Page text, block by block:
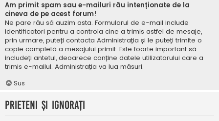
Am primit spam sau e-mailuri rău intenționate de la
cineva de pe acest forum!
Ne pare rău să auzim asta. Formularul de e-mail include
identificatori pentru a controla cine a trimis astfel de mesaje,
prin urmare, puteți contacta Administrația și le puteți trimite o
copie completă a mesajului primit. Este foarte important să
includeți antetul, deoarece conține datele utilizatorului care a
trimis e-mailul. Administrația va lua măsuri.
Sus
Prieteni și ignorați